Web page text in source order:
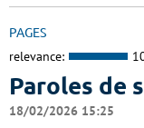
PAGES
relevance:
Paroles de
18/02/2026 15:25